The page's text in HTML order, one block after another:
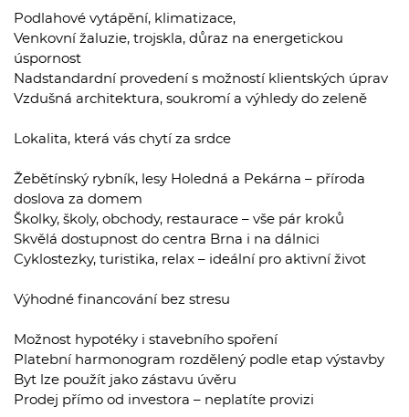
Podlahové vytápění, klimatizace,
Venkovní žaluzie, trojskla, důraz na energetickou
úspornost
Nadstandardní provedení s možností klientských úprav
Vzdušná architektura, soukromí a výhledy do zeleně
Lokalita, která vás chytí za srdce
Žebětínský rybník, lesy Holedná a Pekárna – příroda
doslova za domem
Školky, školy, obchody, restaurace – vše pár kroků
Skvělá dostupnost do centra Brna i na dálnici
Cyklostezky, turistika, relax – ideální pro aktivní život
Výhodné financování bez stresu
Možnost hypotéky i stavebního spoření
Platební harmonogram rozdělený podle etap výstavby
Byt lze použít jako zástavu úvěru
Prodej přímo od investora – neplatíte provizi